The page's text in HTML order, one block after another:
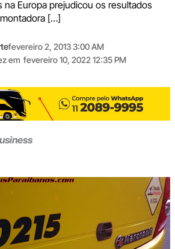
na Europa prejudicou os resultados
[…]
fevereiro 2, 2013 3:00 AM
em fevereiro 10, 2022 12:35 PM